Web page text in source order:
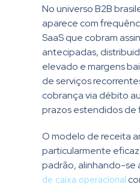
No universo B2B
aparece com
SaaS que cobram
antecipadas,
elevado e margens
de serviços
cobrança via débito
prazos estendidos de
O modelo de receita
particularmente
padrão, alinhando-se
de caixa operacional